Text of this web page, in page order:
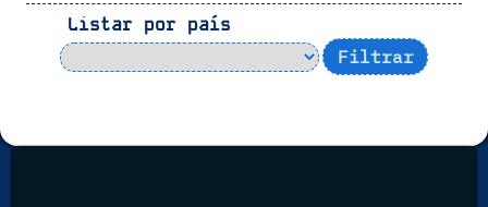
Listar por país